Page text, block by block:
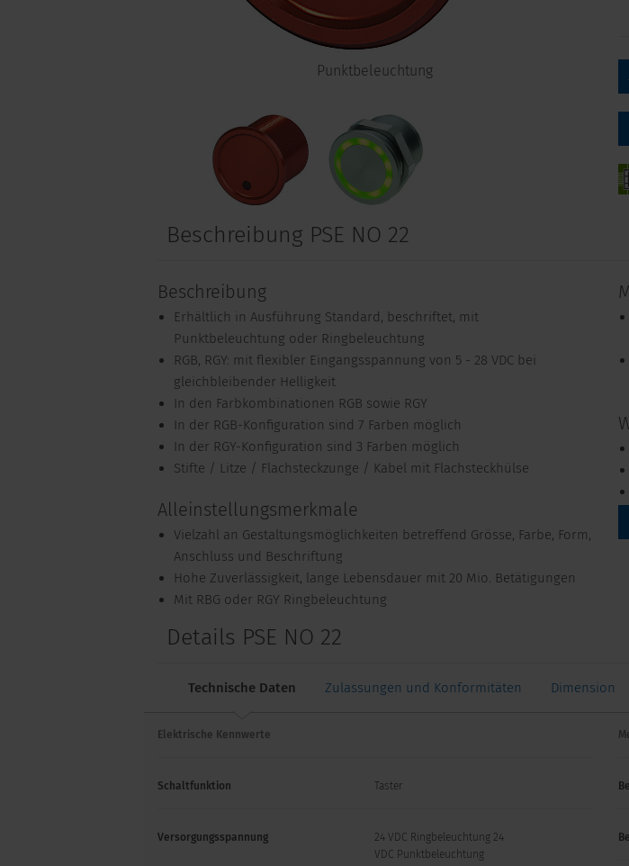
Punktbeleuchtung
Beschreibung PSE NO 22
Beschreibung
Erhältlich in Ausführung Standard, beschriftet, mit
Punktbeleuchtung oder Ringbeleuchtung
RGB, RGY: mit flexibler Eingangsspannung von 5 - 28 VDC bei
gleichbleibender Helligkeit
In den Farbkombinationen RGB sowie RGY
In der RGB-Konfiguration sind 7 Farben möglich
In der RGY-Konfiguration sind 3 Farben möglich
Stifte / Litze / Flachsteckzunge / Kabel mit Flachsteckhülse
Alleinstellungsmerkmale
Vielzahl an Gestaltungsmöglichkeiten betreffend Grösse, Farbe, Form,
Anschluss und Beschriftung
Hohe Zuverlässigkeit, lange Lebensdauer mit 20 Mio. Betätigungen
Mit RBG oder RGY Ringbeleuchtung
Details PSE NO 22
Technische Daten Zulassungen und Konformitäten Dimension
Elektrische Kennwerte
Schaltfunktion Taster
Versorgungsspannung
24 VDC Ringbeleuchtung 24
VDC Punktbeleuchtung